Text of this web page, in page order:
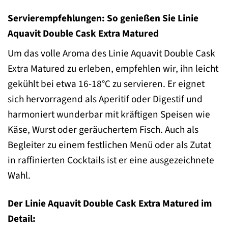
Servierempfehlungen: So genießen Sie Linie
Aquavit Double Cask Extra Matured
Um das volle Aroma des Linie Aquavit Double Cask
Extra Matured zu erleben, empfehlen wir, ihn leicht
gekühlt bei etwa 16-18°C zu servieren. Er eignet
sich hervorragend als Aperitif oder Digestif und
harmoniert wunderbar mit kräftigen Speisen wie
Käse, Wurst oder geräuchertem Fisch. Auch als
Begleiter zu einem festlichen Menü oder als Zutat
in raffinierten Cocktails ist er eine ausgezeichnete
Wahl.
Der Linie Aquavit Double Cask Extra Matured im
Detail: